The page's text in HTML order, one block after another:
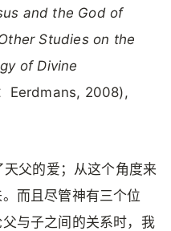
and the God of
Studies on the
of Divine
Eerdmans, 2008),
父的爱；从这个角度来
而且尽管神有三个位
与子之间的关系时，我